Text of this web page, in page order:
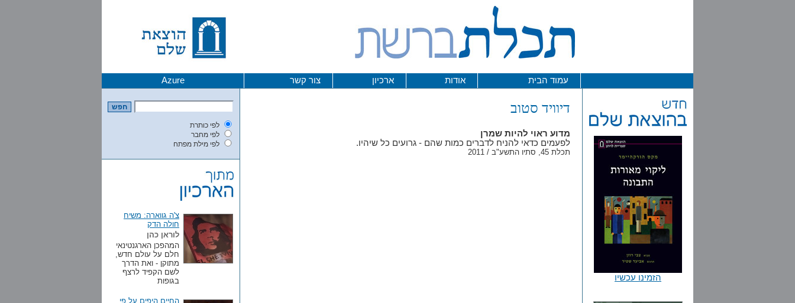
עמוד הבית אודות ארכיון צור קשר Azure
הזמינו עכשיו
דיוויד סטוב
מדוע ראוי להיות שמרן
לפעמים כדאי להניח לדברים כמות שהם - גרועים כל שיהיו.
תכלת 45, סתיו התשע"ב / 2011
לפי כותרת
לפי מחבר
לפי מילת מפתח
צ'ה גווארה: משיח
חולה הדק
לוראן כהן
המהפכן הארגנטינאי
חלם על עולם חדש,
מתוקן - ואת הדרך
לשם הקפיד לרצף
בגופות
החיים היפים על פי